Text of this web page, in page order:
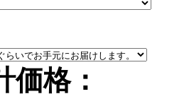
価格：